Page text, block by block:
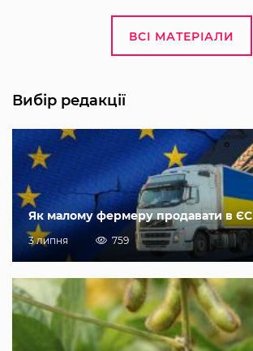
ВСІ МАТЕРІАЛИ
Вибір редакції
Як малому фермеру продавати в ЄС
3 липня 759